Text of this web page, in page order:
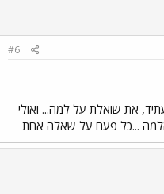
#6
את שואלת על למה... ואולי
...כל פעם על שאלה אחת